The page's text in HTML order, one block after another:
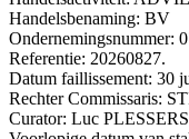
Handelsbenaming: BV
Ondernemingsnummer:
Referentie: 20260827.
Datum faillissement: 30
Rechter Commissaris:
Curator: Luc